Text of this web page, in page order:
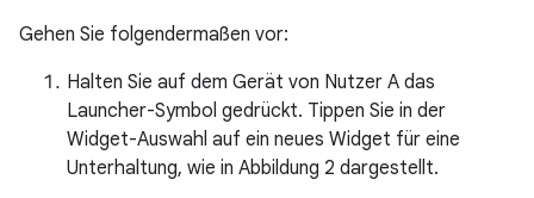
Gehen Sie folgendermaßen vor:
Halten Sie auf dem Gerät von Nutzer A das
Launcher-Symbol gedrückt. Tippen Sie in der
Widget-Auswahl auf ein neues Widget für eine
Unterhaltung, wie in Abbildung 2 dargestellt.